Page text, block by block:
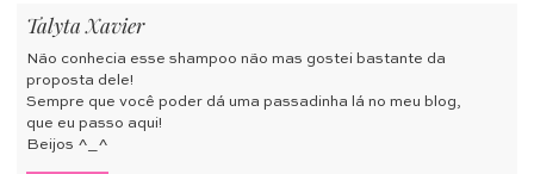
Talyta Xavier
Não conhecia esse shampoo não mas gostei bastante da
proposta dele!
Sempre que você poder dá uma passadinha lá no meu blog,
que eu passo aqui!
Beijos ^_^